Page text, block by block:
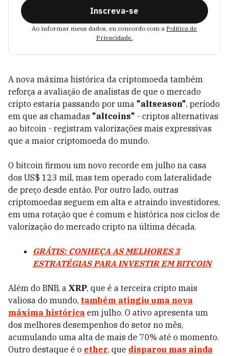
Inscreva-se
Ao informar meus dados, eu concordo com a Política de
Privacidade.
A nova máxima histórica da criptomoeda também
reforça a avaliação de analistas de que o mercado
cripto estaria passando por uma "altseason", período
em que as chamadas "altcoins" - criptos alternativas
ao bitcoin - registram valorizações mais expressivas
que a maior criptomoeda do mundo.
O bitcoin firmou um novo recorde em julho na casa
dos US$ 123 mil, mas tem operado com lateralidade
de preço desde então. Por outro lado, outras
criptomoedas seguem em alta e atraindo investidores,
em uma rotação que é comum e histórica nos ciclos de
valorização do mercado cripto na última década.
GRÁTIS: CONHEÇA AS MELHORES 3
ESTRATÉGIAS PARA INVESTIR EM BITCOIN
Além do BNB, a XRP, que é a terceira cripto mais
valiosa do mundo, também atingiu uma nova
máxima histórica em julho. O ativo apresenta um
dos melhores desempenhos do setor no mês,
acumulando uma alta de mais de 70% até o momento.
Outro destaque é o ether, que disparou mas ainda